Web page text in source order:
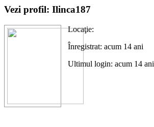
Vezi profil: Ilinca187
Locaţie:
Înregistrat: acum 14 ani
Ultimul login: acum 14 ani